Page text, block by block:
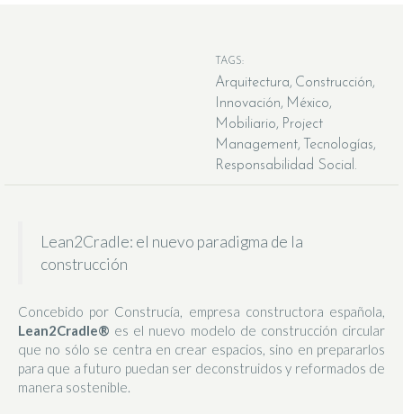
TAGS:
Arquitectura Construcción
Innovación
México
Mobiliario
Project
Management
Tecnologías
Responsabilidad Social
Lean2Cradle: el nuevo paradigma de la
construcción
Concebido por Construcía, empresa constructora española,
Lean2Cradle® es el nuevo modelo de construcción circular
que no sólo se centra en crear espacios, sino en prepararlos
para que a futuro puedan ser deconstruidos y reformados de
manera sostenible.